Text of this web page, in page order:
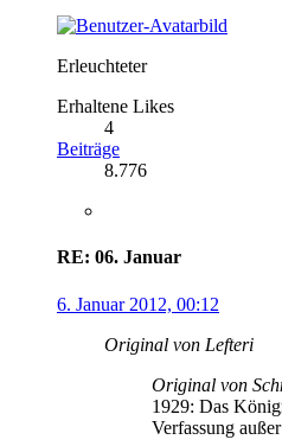
Erleuchteter
Erhaltene Likes
4
Beiträge
8.776
RE: 06. Januar
6. Januar 2012, 00:12
Original von Lefteri
Original von
1929: Das
Verfassung